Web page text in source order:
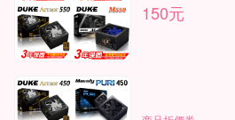
150元